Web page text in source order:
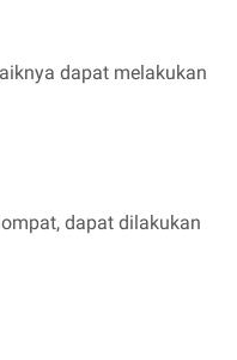
dapat melakukan
dapat dilakukan